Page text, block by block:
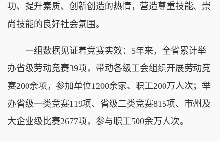
功、提升素质、创新创造的热情，营造尊重技能、崇
尚技能的良好社会氛围。
一组数据见证着竞赛实效：5年来，全省累计举
办省级劳动竞赛39项，带动各级工会组织开展劳动竞
赛200余项，参加单位1200余家、职工200万人次；举
办省级一类竞赛119项、省级二类竞赛815项、市州及
大企业级比赛2677项，参与职工500余万人次。